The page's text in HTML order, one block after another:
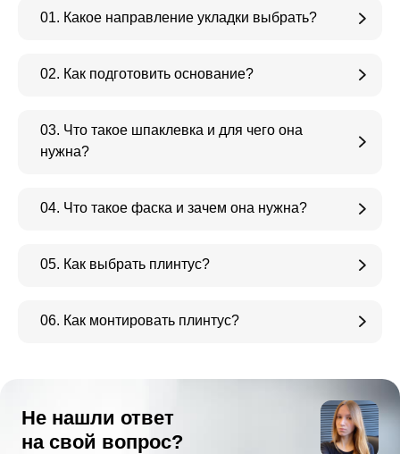
01. Какое направление укладки выбрать?
02. Как подготовить основание?
03. Что такое шпаклевка и для чего она
нужна?
04. Что такое фаска и зачем она нужна?
05. Как выбрать плинтус?
06. Как монтировать плинтус?
Не нашли ответ
на свой вопрос?